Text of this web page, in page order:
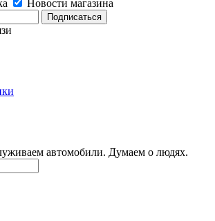
Новости магазина
автомобили. Думаем о людях.